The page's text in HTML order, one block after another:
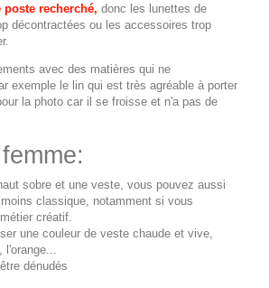
recherché, donc les lunettes de
décontractées ou les accessoires trop
avec des matières qui ne
exemple le lin qui est très agréable à porter
la photo car il se froisse et n'a pas de
sobre et une veste, vous pouvez aussi
classique, notamment si vous
créatif.
une couleur de veste chaude et vive,
l'orange...
dénudés